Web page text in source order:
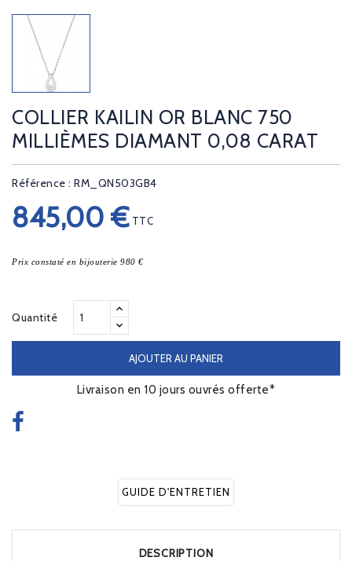
COLLIER KAILIN OR BLANC 750
MILLIÈMES DIAMANT 0,08 CARAT
Référence : RM_QN503GB4
845,00 € TTC
Prix constaté en bijouterie 980 €
Quantité
AJOUTER AU PANIER
Livraison en 10 jours ouvrés offerte*
GUIDE D'ENTRETIEN
DESCRIPTION